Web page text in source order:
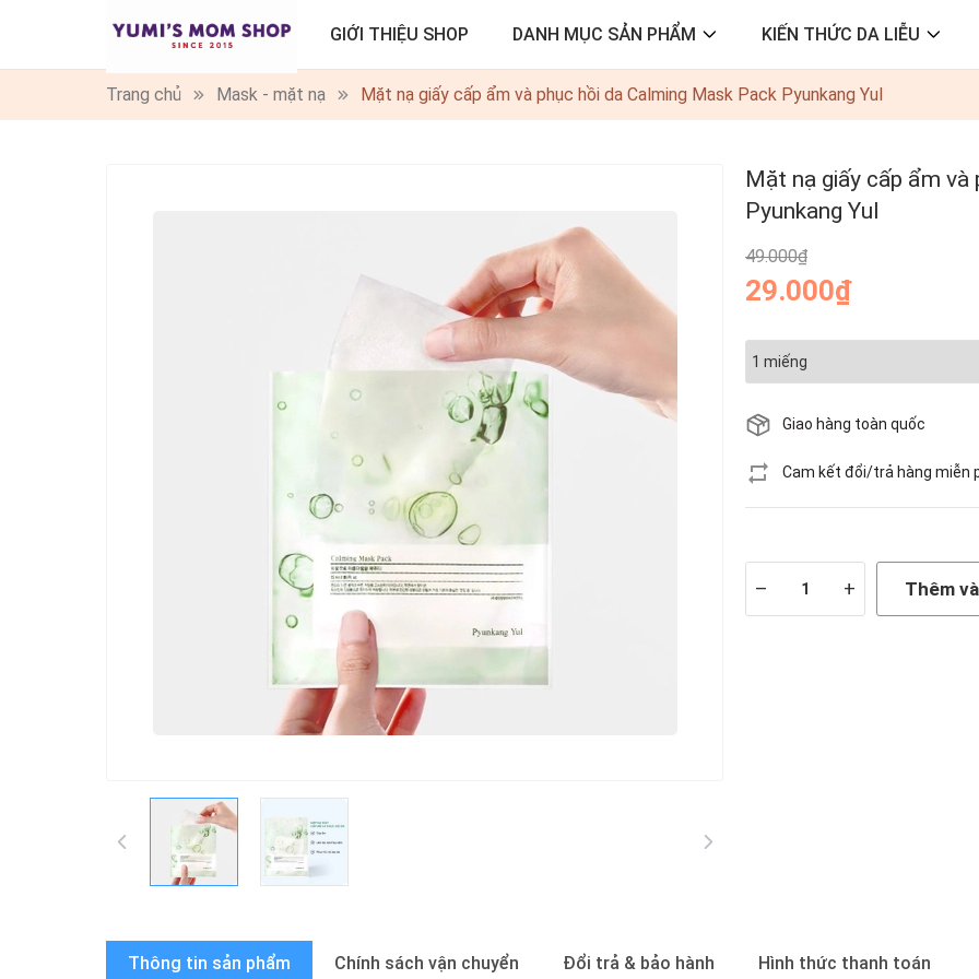
GIỚI THIỆU SHOP DANH MỤC SẢN PHẨM KIẾN THỨC DA LIỄU
Trang chủ Mask - mặt nạ Mặt nạ giấy cấp ẩm và phục hồi da Calming Mask Pack Pyunkang Yul
Mặt nạ giấy cấp ẩm
Pyunkang Yul
49.000₫
29.000₫
Giao hàng toàn quốc
Cam kết đổi/trả hàng miễn
– + Thêm
Thông tin sản phẩm Chính sách vận chuyển Đổi trả & bảo hành Hình thức thanh toán